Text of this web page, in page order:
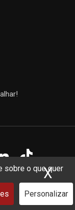
sobre o que quer
Personalizar
X
Développement